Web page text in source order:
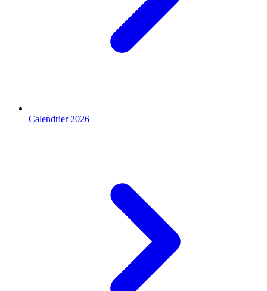
Calendrier 2026